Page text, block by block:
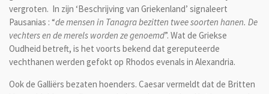
vergroten. In zijn ‘Beschrijving van Griekenland’ signaleert
Pausanias : “de mensen in Tanagra bezitten twee soorten hanen. De
vechters en de merels worden ze genoemd”. Wat de Griekse
Oudheid betreft, is het voorts bekend dat gereputeerde
vechthanen werden gefokt op Rhodos evenals in Alexandria.
Ook de Galliërs bezaten hoenders. Caesar vermeldt dat de Britten